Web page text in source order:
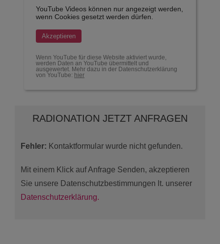
YouTube Videos können nur angezeigt werden,
wenn Cookies gesetzt werden dürfen.
Akzeptieren
Wenn YouTube für diese Website aktiviert wurde,
werden Daten an YouTube übermittelt und
ausgewertet. Mehr dazu in der Datenschutzerklärung
von YouTube: hier
RADIONATION JETZT ANFRAGEN
Fehler: Kontaktformular wurde nicht gefunden.
Mit einem Klick auf Anfrage Senden, akzeptieren
Sie unsere Datenschutzbestimmungen lt. unserer
Datenschutzerklärung.